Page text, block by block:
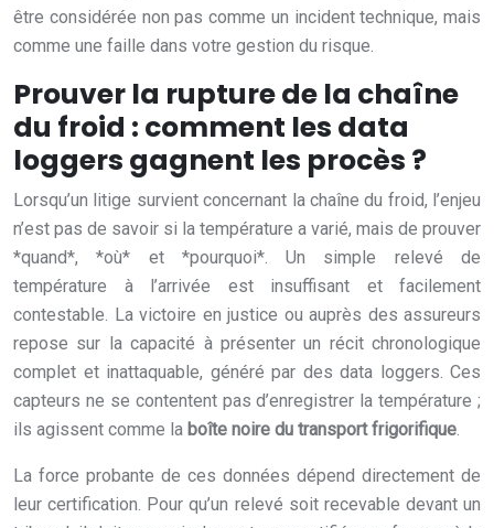
être considérée non pas comme un incident technique, mais
comme une faille dans votre gestion du risque.
Prouver la rupture de la chaîne
du froid : comment les data
loggers gagnent les procès ?
Lorsqu’un litige survient concernant la chaîne du froid, l’enjeu
n’est pas de savoir si la température a varié, mais de prouver
*quand*, *où* et *pourquoi*. Un simple relevé de
température à l’arrivée est insuffisant et facilement
contestable. La victoire en justice ou auprès des assureurs
repose sur la capacité à présenter un récit chronologique
complet et inattaquable, généré par des data loggers. Ces
capteurs ne se contentent pas d’enregistrer la température ;
ils agissent comme la boîte noire du transport frigorifique.
La force probante de ces données dépend directement de
leur certification. Pour qu’un relevé soit recevable devant un